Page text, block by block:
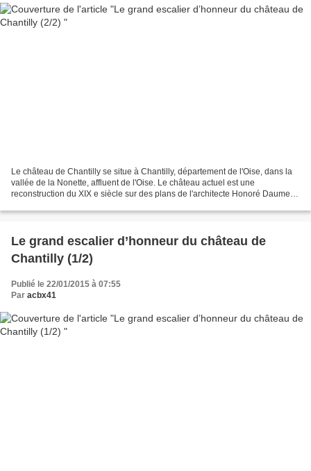
Le château de Chantilly se situe à Chantilly, département de l'Oise, dans la
vallée de la Nonette, affluent de l'Oise. Le château actuel est une
reconstruction du XIX e siècle sur des plans de l'architecte Honoré Daumet
Le grand escalier d’honneur du château de
Chantilly (1/2)
Publié le 22/01/2015 à 07:55
Par acbx41